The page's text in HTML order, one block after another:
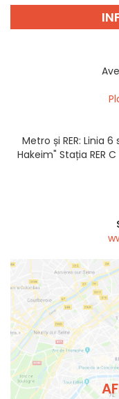
Metro și RER: Linia
Hakeim" Stația RER